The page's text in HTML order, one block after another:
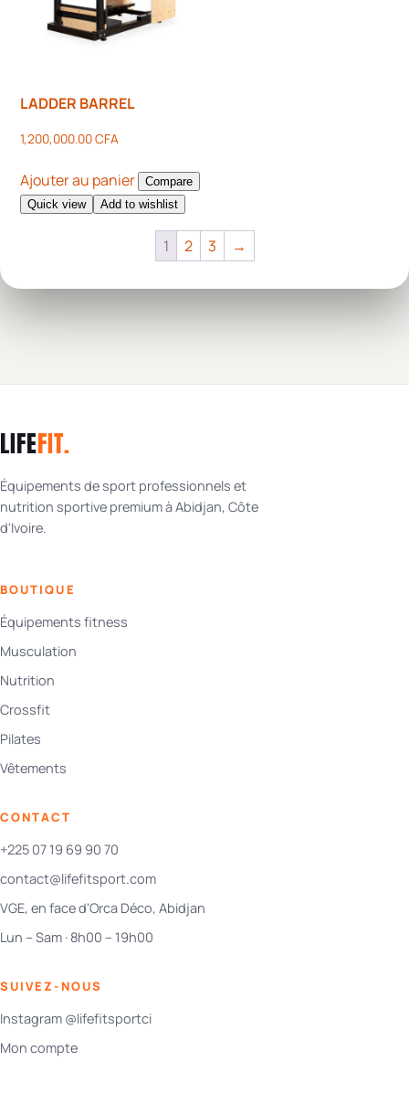
LADDER BARREL
1,200,000.00CFA
Ajouter au panier
Compare
Quick view
Add to wishlist
1 2 3 →
LIFEFIT.
Équipements de sport professionnels et
nutrition sportive premium à Abidjan, Côte
d'Ivoire.
BOUTIQUE
Équipements fitness
Musculation
Nutrition
Crossfit
Pilates
Vêtements
CONTACT
+225 07 19 69 90 70
contact@lifefitsport.com
VGE, en face d'Orca Déco, Abidjan
Lun – Sam · 8h00 – 19h00
SUIVEZ-NOUS
Instagram @lifefitsportci
Mon compte